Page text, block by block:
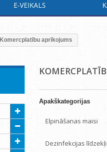
E-VEIKALS
Komercplatību aprīkojums
Apakškategorijas
Elpināšanas maisi
Dezinfekcijas līdzekļi